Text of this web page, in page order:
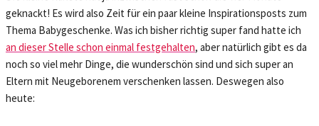
geknackt! Es wird also Zeit für ein paar kleine Inspirationsposts zum
Thema Babygeschenke. Was ich bisher richtig super fand hatte ich
an dieser Stelle schon einmal festgehalten, aber natürlich gibt es da
noch so viel mehr Dinge, die wunderschön sind und sich super an
Eltern mit Neugeborenem verschenken lassen. Deswegen also
heute: